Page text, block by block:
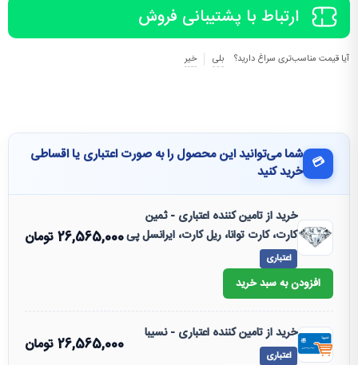
ارتباط با پشتیبانی فروش
آیا قیمت مناسب‌تری سراغ دارید؟ بلی خیر
💳 شما می‌توانید این محصول را به صورت اعتباری یا اقساطی
خرید کنید
خرید از تامین کننده اعتباری - ثمین
کارت، کارت توانا، ریل کارت، ایرانسل پی
اعتباری
26,565,000تومان
افزودن به سبد خرید
خرید از تامین کننده اعتباری - نسیبا
اعتباری
26,565,000تومان